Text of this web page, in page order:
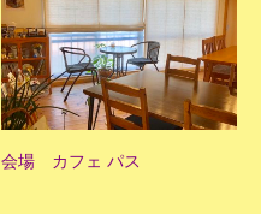
会場 カフェ パス